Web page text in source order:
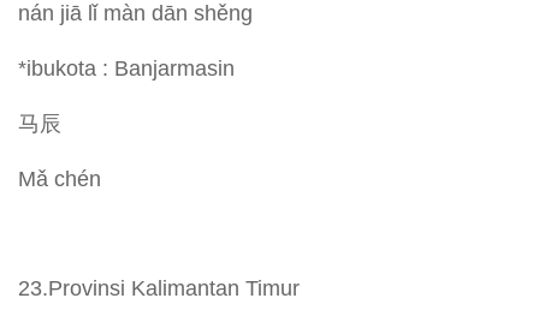
nán jiā lǐ màn dān shěng
*ibukota : Banjarmasin
马辰
Mǎ chén
23.Provinsi Kalimantan Timur